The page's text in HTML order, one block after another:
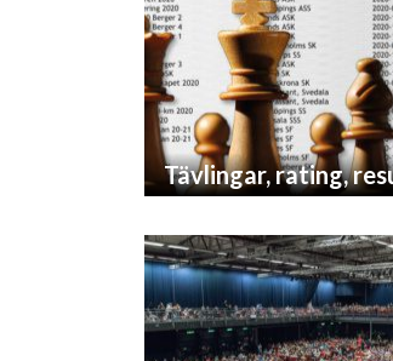
Tävlingar, rating,